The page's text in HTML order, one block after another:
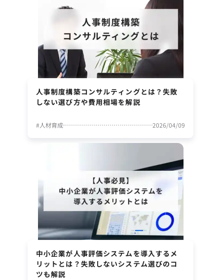
人事制度構築コンサルティングとは？失敗
しない選び方や費用相場を解説
#人材育成 2026/04/09
中小企業が人事評価システムを導入するメ
リットとは？失敗しないシステム選びのコ
ツも解説